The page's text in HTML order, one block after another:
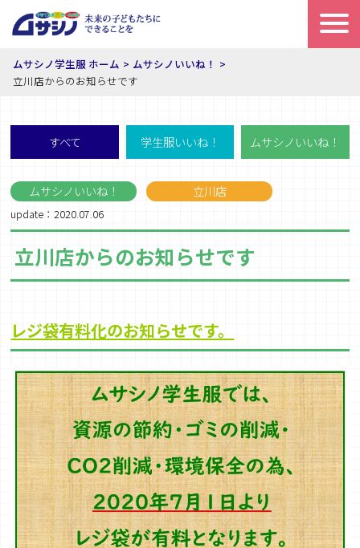
ムサシノ学生服 ホーム
ムサシノいいね！
立川店からのお知らせです
すべて 学生服いいね！ ムサシノいいね！
ムサシノいいね！ 立川店
update：2020.07.06
立川店からのお知らせです
レジ袋有料化のお知らせです。